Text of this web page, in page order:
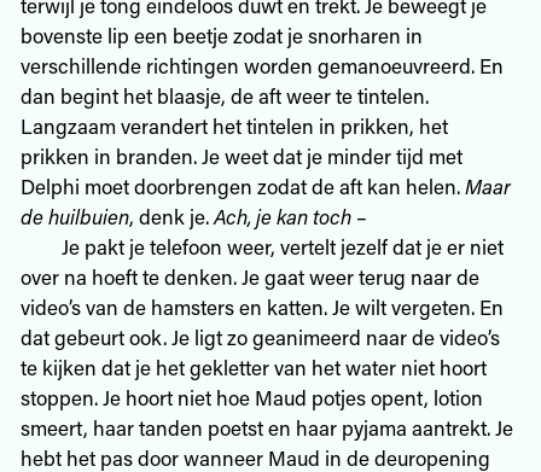
bovenste lip een beetje zodat je snorharen in
verschillende richtingen worden gemanoeuvreerd. En
dan begint het blaasje, de aft weer te tintelen.
Langzaam verandert het tintelen in prikken, het
prikken in branden. Je weet dat je minder tijd met
Delphi moet doorbrengen zodat de aft kan helen.Maar
de huilbuien, denk je.Ach, je kan toch–
Je pakt je telefoon weer, vertelt jezelf dat je er niet
over na hoeft te denken. Je gaat weer terug naar de
video’s van de hamsters en katten. Je wilt vergeten. En
dat gebeurt ook. Je ligt zo geanimeerd naar de video’s
te kijken dat je het gekletter van het water niet hoort
stoppen. Je hoort niet hoe Maud potjes opent, lotion
smeert, haar tanden poetst en haar pyjama aantrekt. Je
hebt het pas door wanneer Maud in de deuropening